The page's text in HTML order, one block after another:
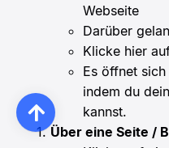
Webseite
Darüber
Klicke hier
Es öffnet
indem du
kannst.
Über eine Seite /